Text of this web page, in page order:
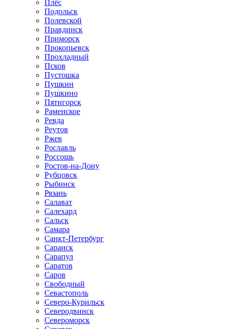
Плёс
Подольск
Полевской
Правдинск
Приморск
Прокопьевск
Прохладный
Псков
Пустошка
Пушкин
Пушкино
Пятигорск
Раменское
Ревда
Реутов
Ржев
Рославль
Россошь
Ростов-на-Дону
Рубцовск
Рыбинск
Рязань
Салават
Салехард
Сальск
Самара
Санкт-Петербург
Саранск
Сарапул
Саратов
Саров
Свободный
Севастополь
Северо-Курильск
Северодвинск
Североморск